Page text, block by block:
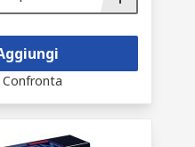
Confronta